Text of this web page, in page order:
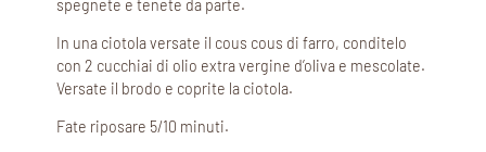
spegnete e tenete da parte.
In una ciotola versate il cous cous di farro, conditelo
con 2 cucchiai di olio extra vergine d’oliva e mescolate.
Versate il brodo e coprite la ciotola.
Fate riposare 5/10 minuti.